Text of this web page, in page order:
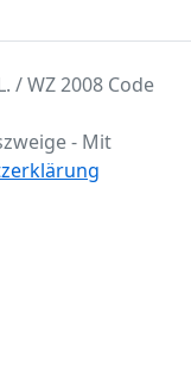
/ WZ 2008 Code
- Mit